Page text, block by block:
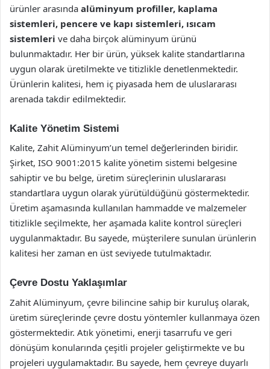
ürünler arasında alüminyum profiller, kaplama
sistemleri, pencere ve kapı sistemleri, ısıcam
sistemleri ve daha birçok alüminyum ürünü
bulunmaktadır. Her bir ürün, yüksek kalite standartlarına
uygun olarak üretilmekte ve titizlikle denetlenmektedir.
Ürünlerin kalitesi, hem iç piyasada hem de uluslararası
arenada takdir edilmektedir.
Kalite Yönetim Sistemi
Kalite, Zahit Alüminyum’un temel değerlerinden biridir.
Şirket, ISO 9001:2015 kalite yönetim sistemi belgesine
sahiptir ve bu belge, üretim süreçlerinin uluslararası
standartlara uygun olarak yürütüldüğünü göstermektedir.
Üretim aşamasında kullanılan hammadde ve malzemeler
titizlikle seçilmekte, her aşamada kalite kontrol süreçleri
uygulanmaktadır. Bu sayede, müşterilere sunulan ürünlerin
kalitesi her zaman en üst seviyede tutulmaktadır.
Çevre Dostu Yaklaşımlar
Zahit Alüminyum, çevre bilincine sahip bir kuruluş olarak,
üretim süreçlerinde çevre dostu yöntemler kullanmaya özen
göstermektedir. Atık yönetimi, enerji tasarrufu ve geri
dönüşüm konularında çeşitli projeler geliştirmekte ve bu
projeleri uygulamaktadır. Bu sayede, hem çevreye duyarlı